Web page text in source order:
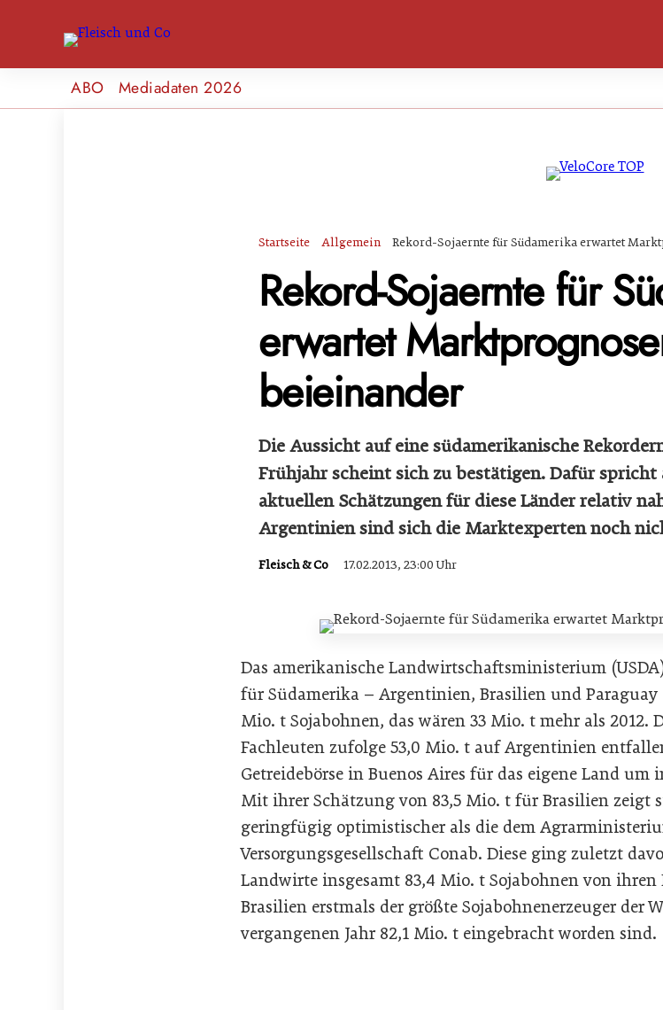
ABO Mediadaten 2026
Startseite Allgemein Rekord-Sojaernte für Südamerika erwartet
Rekord-Sojaernte für
erwartet
beieinander
Die Aussicht auf eine südamerikanische
Frühjahr scheint sich zu bestätigen. Dafür spricht
aktuellen Schätzungen für diese Länder relativ
Argentinien sind sich die Marktexperten noch
Fleisch & Co 17.02.2013, 23:00 Uhr
Das amerikanische Landwirtschaftsministerium
für Südamerika – Argentinien, Brasilien und
Mio. t Sojabohnen, das wären 33 Mio. t mehr als 2012.
Fachleuten zufolge 53,0 Mio. t auf Argentinien
Getreidebörse in Buenos Aires für das eigene Land
Mit ihrer Schätzung von 83,5 Mio. t für Brasilien zeigt
geringfügig optimistischer als die dem
Versorgungsgesellschaft Conab. Diese ging zuletzt
Landwirte insgesamt 83,4 Mio. t Sojabohnen von
Brasilien erstmals der größte Sojabohnenerzeuger der
vergangenen Jahr 82,1 Mio. t eingebracht worden sind.